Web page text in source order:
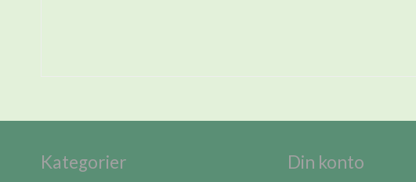
Kategorier Din konto